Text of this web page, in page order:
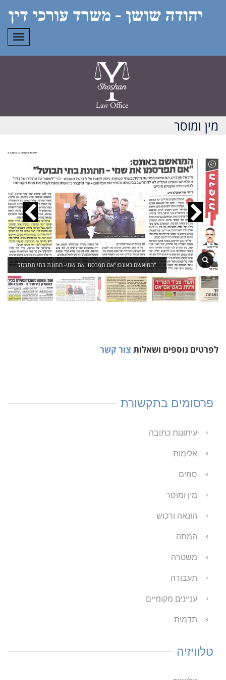
מין ומוסר
המואשם באונס:"אם תפרסמו את שמי- חתונת בתי תתבטל"
לפרטים נוספים ושאלות צור קשר
פרסומים בתקשורת
עיתונות כתובה
אלימות
סמים
מין ומוסר
הונאה ורכוש
המתה
משטרה
תעבורה
עניינים מקומיים
תדמית
טלוויזיה